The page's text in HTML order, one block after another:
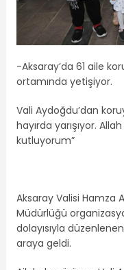
-Aksaray’da 61 aile
ortamında yetişiyor.
Vali Aydoğdu’dan
hayırda yarışıyor.
kutluyorum”
Aksaray Valisi Hamza
Müdürlüğü
dolayısıyla
araya geldi.